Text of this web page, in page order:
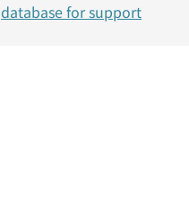
database for support